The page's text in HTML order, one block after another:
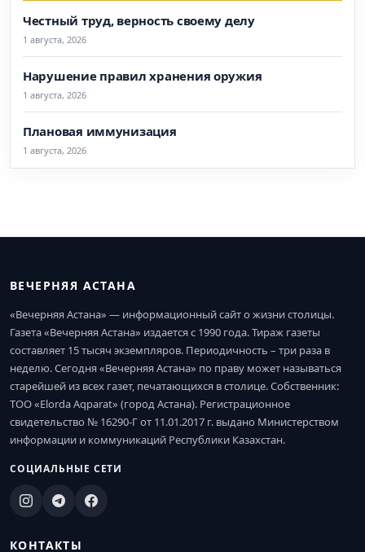
Честный труд, верность своему делу
1 августа, 2026
Нарушение правил хранения оружия
1 августа, 2026
Плановая иммунизация
1 августа, 2026
ВЕЧЕРНЯЯ АСТАНА
«Вечерняя Астана» — информационный сайт о жизни столицы.
Газета «Вечерняя Астана» издается с 1990 года. Тираж газеты
составляет 15 тысяч экземпляров. Периодичность – три раза в
неделю. Сегодня «Вечерняя Астана» по праву может называться
старейшей из всех газет, печатающихся в столице. Собственник:
ТОО «Elorda Aqparat» (город Астана). Регистрационное
свидетельство № 16290-Г от 11.01.2017 г. выдано Министерством
информации и коммуникаций Республики Казахстан.
СОЦИАЛЬНЫЕ СЕТИ
КОНТАКТЫ